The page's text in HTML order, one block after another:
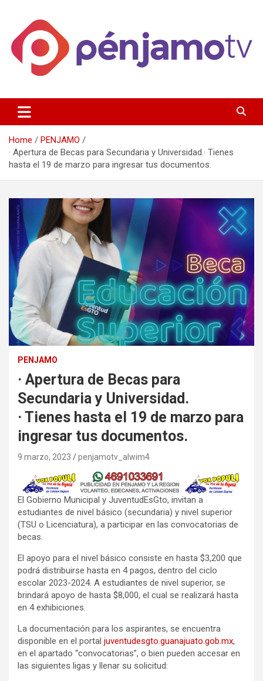
content
Penjamotv
Gto y la region.
Home
PENJAMO
· Apertura de Becas para Secundaria y Universidad.· Tienes
hasta el 19 de marzo para ingresar tus documentos.
PENJAMO
· Apertura de Becas para
Secundaria y Universidad.
· Tienes hasta el 19 de marzo para
ingresar tus documentos.
9 marzo, 2023 penjamotv_alwim4
El Gobierno Municipal y JuventudEsGto, invitan a
estudiantes de nivel básico (secundaria) y nivel superior
(TSU o Licenciatura), a participar en las convocatorias de
becas.
El apoyo para el nivel básico consiste en hasta $3,200 que
podrá distribuirse hasta en 4 pagos, dentro del ciclo
escolar 2023-2024. A estudiantes de nivel superior, se
brindará apoyo de hasta $8,000, el cual se realizará hasta
en 4 exhibiciones.
La documentación para los aspirantes, se encuentra
disponible en el portal juventudesgto.guanajuato.gob.mx,
en el apartado “convocatorias”, o bien pueden accesar en
las siguientes ligas y llenar su solicitud: